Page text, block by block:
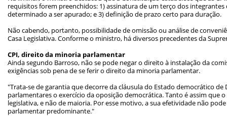
requisitos forem preenchidos: 1) assinatura de um terço dos integrantes
determinado a ser apurado; e 3) definição de prazo certo para duração.
Não cabendo, portanto, possibilidade de omissão ou análise de
Casa Legislativa. Conforme o ministro, há diversos precedentes da
CPI, direito da minoria parlamentar
Ainda segundo Barroso, não se pode negar o direito à instalação da
exigências sob pena de se ferir o direito da minoria parlamentar.
"Trata-se de garantia que decorre da cláusula do Estado democrático
parlamentares o exercício da oposição democrática. Tanto é assim que
legislativa, e não de maioria. Por esse motivo, a sua efetividade não
parlamentar predominante."